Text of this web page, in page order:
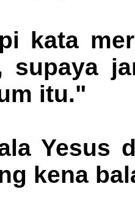
kata
supaya
itu."
Yesus
kena